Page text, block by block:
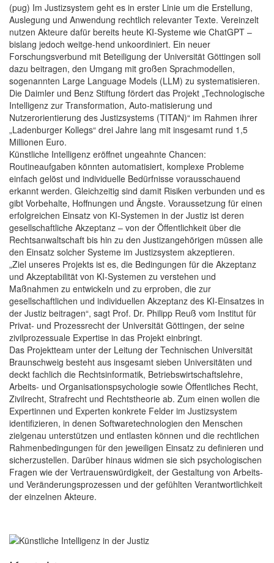
(pug) Im Justizsystem geht es in erster Linie um die Erstellung,
Auslegung und Anwendung rechtlich relevanter Texte. Vereinzelt
nutzen Akteure dafür bereits heute KI-Systeme wie ChatGPT –
bislang jedoch weitge-hend unkoordiniert. Ein neuer
Forschungsverbund mit Beteiligung der Universität Göttingen soll
dazu beitragen, den Umgang mit großen Sprachmodellen,
sogenannten Large Language Models (LLM) zu systematisieren.
Die Daimler und Benz Stiftung fördert das Projekt „Technologische
Intelligenz zur Transformation, Auto-matisierung und
Nutzerorientierung des Justizsystems (TITAN)“ im Rahmen ihrer
„Ladenburger Kollegs“ drei Jahre lang mit insgesamt rund 1,5
Millionen Euro.
Künstliche Intelligenz eröffnet ungeahnte Chancen:
Routineaufgaben könnten automatisiert, komplexe Probleme
einfach gelöst und individuelle Bedürfnisse vorausschauend
erkannt werden. Gleichzeitig sind damit Risiken verbunden und es
gibt Vorbehalte, Hoffnungen und Ängste. Voraussetzung für einen
erfolgreichen Einsatz von KI-Systemen in der Justiz ist deren
gesellschaftliche Akzeptanz – von der Öffentlichkeit über die
Rechtsanwaltschaft bis hin zu den Justizangehörigen müssen alle
den Einsatz solcher Systeme im Justizsystem akzeptieren.
„Ziel unseres Projekts ist es, die Bedingungen für die Akzeptanz
und Akzeptabilität von KI-Systemen zu verstehen und
Maßnahmen zu entwickeln und zu erproben, die zur
gesellschaftlichen und individuellen Akzeptanz des KI-Einsatzes in
der Justiz beitragen“, sagt Prof. Dr. Philipp Reuß vom Institut für
Privat- und Prozessrecht der Universität Göttingen, der seine
zivilprozessuale Expertise in das Projekt einbringt.
Das Projektteam unter der Leitung der Technischen Universität
Braunschweig besteht aus insgesamt sieben Universitäten und
deckt fachlich die Rechtsinformatik, Betriebswirtschaftslehre,
Arbeits- und Organisationspsychologie sowie Öffentliches Recht,
Zivilrecht, Strafrecht und Rechtstheorie ab. Zum einen wollen die
Expertinnen und Experten konkrete Felder im Justizsystem
identifizieren, in denen Softwaretechnologien den Menschen
zielgenau unterstützen und entlasten können und die rechtlichen
Rahmenbedingungen für den jeweiligen Einsatz zu definieren und
sicherzustellen. Darüber hinaus widmen sie sich psychologischen
Fragen wie der Vertrauenswürdigkeit, der Gestaltung von Arbeits-
und Veränderungsprozessen und der gefühlten Verantwortlichkeit
der einzelnen Akteure.